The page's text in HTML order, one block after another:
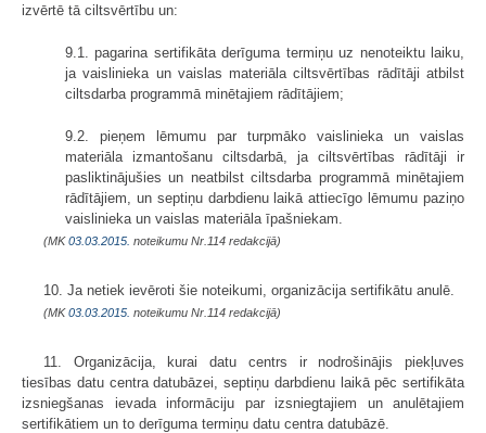
izvērtē tā ciltsvērtību un:
9.1. pagarina sertifikāta derīguma termiņu uz nenoteiktu laiku,
ja vaislinieka un vaislas materiāla ciltsvērtības rādītāji atbilst
ciltsdarba programmā minētajiem rādītājiem;
9.2. pieņem lēmumu par turpmāko vaislinieka un vaislas
materiāla izmantošanu ciltsdarbā, ja ciltsvērtības rādītāji ir
pasliktinājušies un neatbilst ciltsdarba programmā minētajiem
rādītājiem, un septiņu darbdienu laikā attiecīgo lēmumu paziņo
vaislinieka un vaislas materiāla īpašniekam.
(MK03.03.2015. noteikumu Nr.114 redakcijā)
10. Ja netiek ievēroti šie noteikumi, organizācija sertifikātu anulē.
(MK03.03.2015. noteikumu Nr.114 redakcijā)
11. Organizācija, kurai datu centrs ir nodrošinājis piekļuves
tiesības datu centra datubāzei, septiņu darbdienu laikā pēc sertifikāta
izsniegšanas ievada informāciju par izsniegtajiem un anulētajiem
sertifikātiem un to derīguma termiņu datu centra datubāzē.